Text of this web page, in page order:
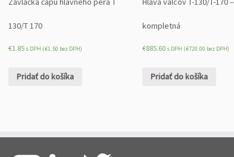
130/T 170
€1.85 s DPH (€1.50 bez DPH)
Pridať do košíka
kompletná
€885.60 s DPH (€720.00 bez DPH)
Pridať do košíka